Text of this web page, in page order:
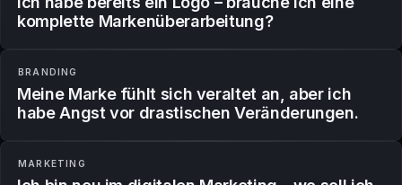
komplette Markenüberarbeitung?
BRANDING
Meine Marke fühlt sich veraltet an, aber ich
habe Angst vor drastischen Veränderungen.
MARKETING